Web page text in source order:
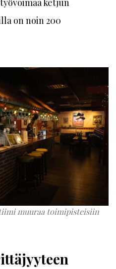
on noin 200
muuraa toimipisteisiin